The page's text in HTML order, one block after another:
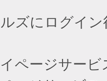
ズにログイ
ページサー